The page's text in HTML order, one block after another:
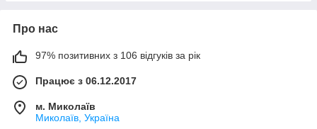
Про нас
97% позитивних з 106 відгуків за рік
Працює з 06.12.2017
м. Миколаїв
Миколаїв, Україна